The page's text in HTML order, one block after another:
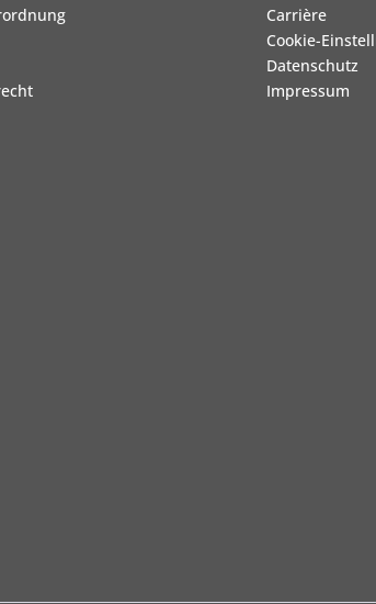
Carrière
Cookie-
Datenschutz
Impressum